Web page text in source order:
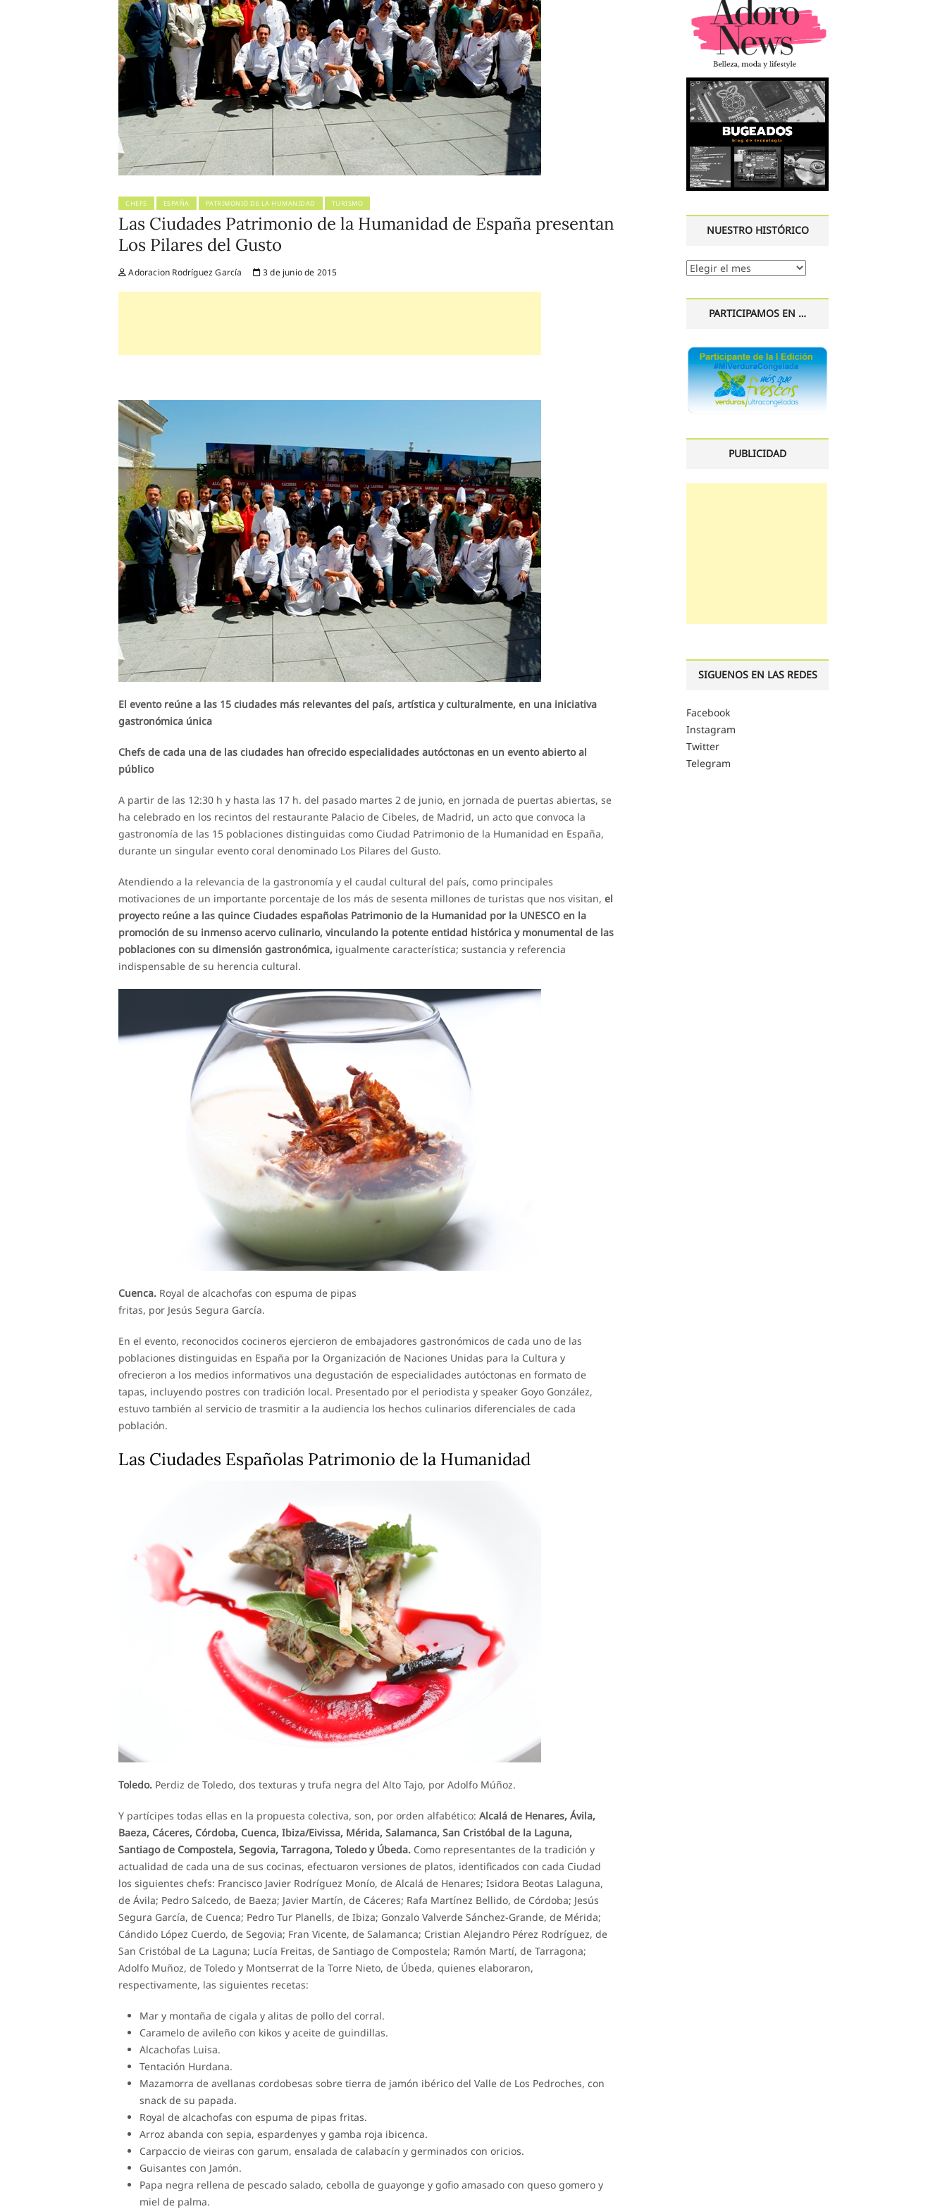
CHEFS ESPAÑA PATRIMONIO DE LA HUMANIDAD TURISMO
Las Ciudades Patrimonio de la Humanidad de España presentan
Los Pilares del Gusto
Adoracion Rodríguez García 3 de junio de 2015
El evento reúne a las 15 ciudades más relevantes del país, artística y culturalmente, en una iniciativa
gastronómica única
Chefs de cada una de las ciudades han ofrecido especialidades autóctonas en un evento abierto al
público
A partir de las 12:30 h y hasta las 17 h. del pasado martes 2 de junio, en jornada de puertas abiertas, se
ha celebrado en los recintos del restaurante Palacio de Cibeles, de Madrid, un acto que convoca la
gastronomía de las 15 poblaciones distinguidas como Ciudad Patrimonio de la Humanidad en España,
durante un singular evento coral denominado Los Pilares del Gusto.
Atendiendo a la relevancia de la gastronomía y el caudal cultural del país, como principales
motivaciones de un importante porcentaje de los más de sesenta millones de turistas que nos visitan, el
proyecto reúne a las quince Ciudades españolas Patrimonio de la Humanidad por la UNESCO en la
promoción de su inmenso acervo culinario, vinculando la potente entidad histórica y monumental de las
poblaciones con su dimensión gastronómica, igualmente característica; sustancia y referencia
indispensable de su herencia cultural.
Cuenca. Royal de alcachofas con espuma de pipas
fritas, por Jesús Segura García.
En el evento, reconocidos cocineros ejercieron de embajadores gastronómicos de cada uno de las
poblaciones distinguidas en España por la Organización de Naciones Unidas para la Cultura y
ofrecieron a los medios informativos una degustación de especialidades autóctonas en formato de
tapas, incluyendo postres con tradición local. Presentado por el periodista y speaker Goyo González,
estuvo también al servicio de trasmitir a la audiencia los hechos culinarios diferenciales de cada
población.
Las Ciudades Españolas Patrimonio de la Humanidad
Toledo. Perdiz de Toledo, dos texturas y trufa negra del Alto Tajo, por Adolfo Múñoz.
Y partícipes todas ellas en la propuesta colectiva, son, por orden alfabético: Alcalá de Henares, Ávila,
Baeza, Cáceres, Córdoba, Cuenca, Ibiza/Eivissa, Mérida, Salamanca, San Cristóbal de la Laguna,
Santiago de Compostela, Segovia, Tarragona, Toledo y Úbeda. Como representantes de la tradición y
actualidad de cada una de sus cocinas, efectuaron versiones de platos, identificados con cada Ciudad
los siguientes chefs: Francisco Javier Rodríguez Monío, de Alcalá de Henares; Isidora Beotas Lalaguna,
de Ávila; Pedro Salcedo, de Baeza; Javier Martín, de Cáceres; Rafa Martínez Bellido, de Córdoba; Jesús
Segura García, de Cuenca; Pedro Tur Planells, de Ibiza; Gonzalo Valverde Sánchez-Grande, de Mérida;
Cándido López Cuerdo, de Segovia; Fran Vicente, de Salamanca; Cristian Alejandro Pérez Rodríguez, de
San Cristóbal de La Laguna; Lucía Freitas, de Santiago de Compostela; Ramón Martí, de Tarragona;
Adolfo Muñoz, de Toledo y Montserrat de la Torre Nieto, de Úbeda, quienes elaboraron,
respectivamente, las siguientes recetas:
Mar y montaña de cigala y alitas de pollo del corral.
Caramelo de avileño con kikos y aceite de guindillas.
Alcachofas Luisa.
Tentación Hurdana.
Mazamorra de avellanas cordobesas sobre tierra de jamón ibérico del Valle de Los Pedroches, con
snack de su papada.
Royal de alcachofas con espuma de pipas fritas.
Arroz abanda con sepia, espardenyes y gamba roja ibicenca.
Carpaccio de vieiras con garum, ensalada de calabacín y germinados con oricios.
Guisantes con Jamón.
Papa negra rellena de pescado salado, cebolla de guayonge y gofio amasado con queso gomero y
miel de palma.
NUESTRO HISTÓRICO
Nuestro
PARTICIPAMOS EN …
PUBLICIDAD
SIGUENOS EN LAS REDES
Facebook
Instagram
Twitter
Telegram